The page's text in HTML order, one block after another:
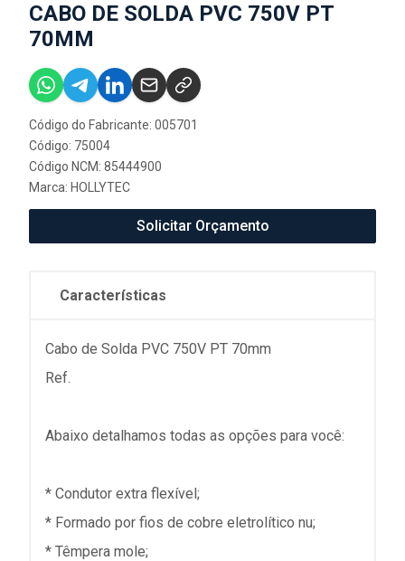
CABO DE SOLDA PVC 750V PT
70MM
Código do Fabricante: 005701
Código: 75004
Código NCM: 85444900
Marca: HOLLYTEC
Solicitar Orçamento
Características
Cabo de Solda PVC 750V PT 70mm
Ref.
Abaixo detalhamos todas as opções para você:
* Condutor extra flexível;
* Formado por fios de cobre eletrolítico nu;
* Têmpera mole;